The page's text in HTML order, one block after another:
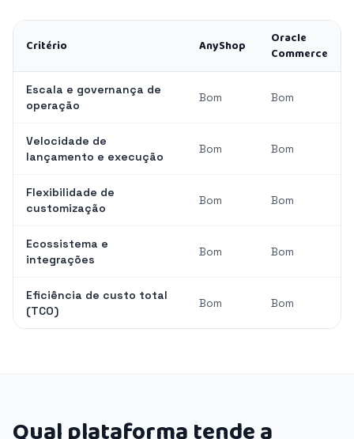
Critério AnyShop
Oracle
Commerce
Escala e governança de
operação
Bom Bom
Velocidade de
lançamento e execução
Bom Bom
Flexibilidade de
customização
Bom Bom
Ecossistema e
integrações
Bom Bom
Eficiência de custo total
(TCO)
Bom Bom